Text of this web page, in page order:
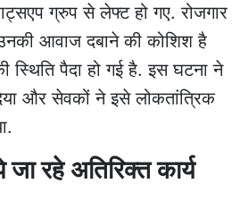
ग्रुप से लेफ्ट हो गए. रोजगार
आवाज दबाने की कोशिश है
स्थिति पैदा हो गई है. इस घटना ने
और सेवकों ने इसे लोकतांत्रिक
जा रहे अतिरिक्त कार्य